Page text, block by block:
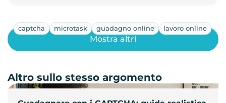
captcha microtask guadagno online lavoro online
Mostra altri
Altro sullo stesso argomento